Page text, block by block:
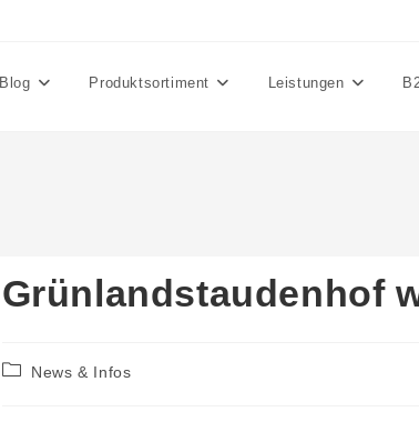
Blog Produktsortiment Leistungen
Grünlandstaudenhof
Beitrags-
News & Infos